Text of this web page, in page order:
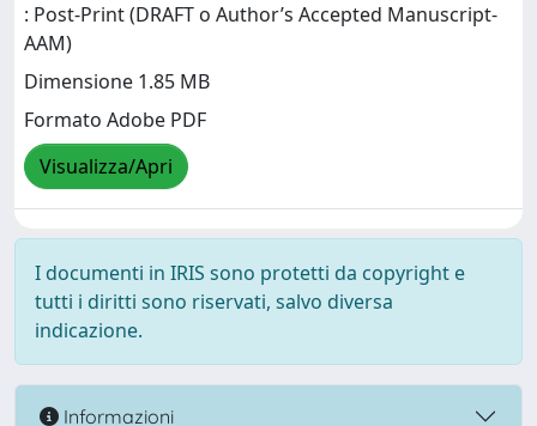
: Post-Print (DRAFT o Author’s Accepted Manuscript-
AAM)
Dimensione 1.85 MB
Formato Adobe PDF
Visualizza/Apri
I documenti in IRIS sono protetti da copyright e
tutti i diritti sono riservati, salvo diversa
indicazione.
Informazioni